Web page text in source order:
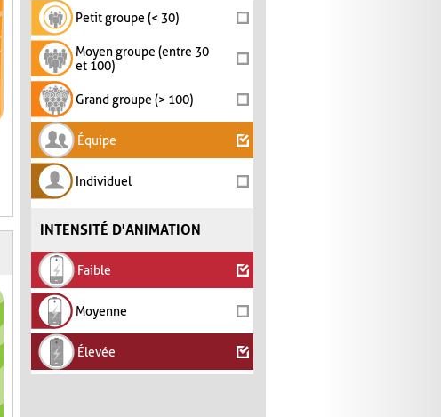
Petit groupe (< 30)
Moyen groupe (entre 30
et 100)
Grand groupe (> 100)
Équipe
Individuel
INTENSITÉ D'ANIMATION
Faible
Moyenne
Élevée